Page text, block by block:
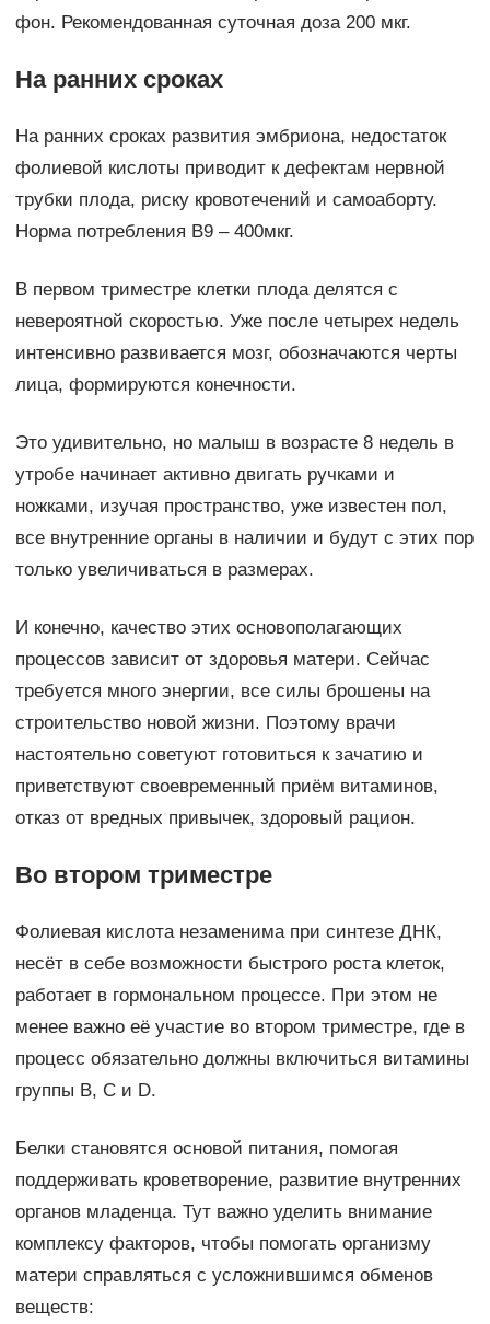
фон. Рекомендованная суточная доза 200 мкг.
На ранних сроках
На ранних сроках развития эмбриона, недостаток
фолиевой кислоты приводит к дефектам нервной
трубки плода, риску кровотечений и самоаборту.
Норма потребления В9 – 400мкг.
В первом триместре клетки плода делятся с
невероятной скоростью. Уже после четырех недель
интенсивно развивается мозг, обозначаются черты
лица, формируются конечности.
Это удивительно, но малыш в возрасте 8 недель в
утробе начинает активно двигать ручками и
ножками, изучая пространство, уже известен пол,
все внутренние органы в наличии и будут с этих пор
только увеличиваться в размерах.
И конечно, качество этих основополагающих
процессов зависит от здоровья матери. Сейчас
требуется много энергии, все силы брошены на
строительство новой жизни. Поэтому врачи
настоятельно советуют готовиться к зачатию и
приветствуют своевременный приём витаминов,
отказ от вредных привычек, здоровый рацион.
Во втором триместре
Фолиевая кислота незаменима при синтезе ДНК,
несёт в себе возможности быстрого роста клеток,
работает в гормональном процессе. При этом не
менее важно её участие во втором триместре, где в
процесс обязательно должны включиться витамины
группы В, С и D.
Белки становятся основой питания, помогая
поддерживать кроветворение, развитие внутренних
органов младенца. Тут важно уделить внимание
комплексу факторов, чтобы помогать организму
матери справляться с усложнившимся обменов
веществ: